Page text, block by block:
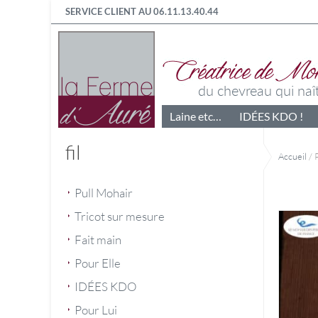
SERVICE CLIENT AU 06.11.13.40.44
Laine etc… IDÉES KDO !
fil
Pull Mohair
Tricot sur mesure
Fait main
Pour Elle
IDÉES KDO
Pour Lui
Accueil /